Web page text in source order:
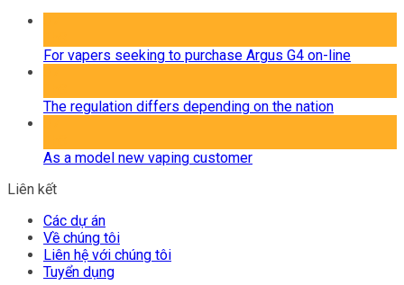
For vapers seeking to purchase Argus G4 on-line
The regulation differs depending on the nation
As a model new vaping customer
Liên kết
Các dự án
Về chúng tôi
Liên hệ với chúng tôi
Tuyển dụng